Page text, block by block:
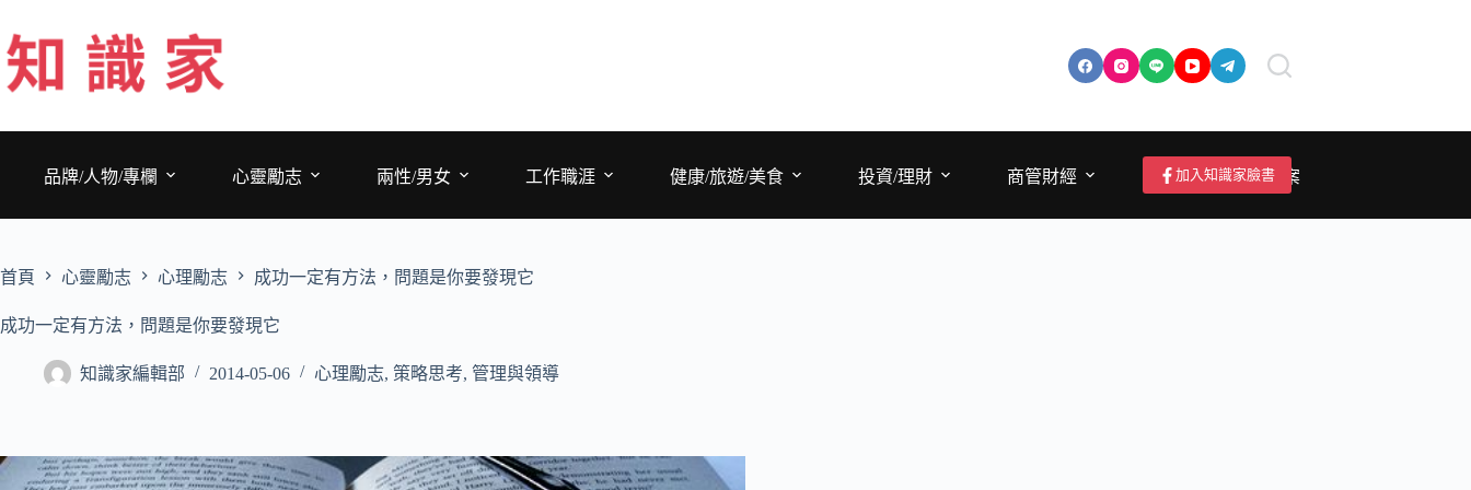
至
主
要
品牌/人物/專欄
心靈勵志 兩性/男女 工作職涯 健康/旅遊/美食 投資/理財 商管財經 成為作者/投稿/提案
加入知識家臉書
首頁 心靈勵志 心理勵志 成功一定有方法，問題是你要發現它
成功一定有方法，問題是你要發現它
知識家編輯部 2014-05-06 心理勵志, 策略思考, 管理與領導